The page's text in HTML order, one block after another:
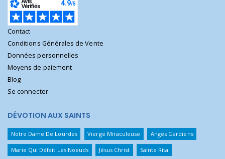
Contact
Conditions Générales de Vente
Données personnelles
Moyens de paiement
Blog
Se connecter
DÉVOTION AUX SAINTS
Notre Dame De Lourdes Vierge Miraculeuse Anges Gardiens
Marie Qui Défait Les Noeuds Jésus Christ Sainte Rita